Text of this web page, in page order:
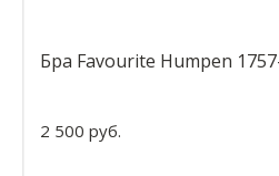
Бра Favourite Humpen
2 500 руб.